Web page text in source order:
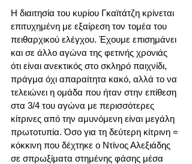
Η διαιτησία του κυρίου Γκαϊτάτζη κρίνεται
επιτυχημένη με εξαίρεση τον τομέα του
πειθαρχικού ελέγχου. Έχουμε επισημάνει
και σε άλλο αγώνα της φετινής χρονιάς
ότι είναι ανεκτικός στο σκληρό παιχνίδι,
πράγμα όχι απαραίτητα κακό, αλλά το να
τελειώνει η ομάδα που ήταν στην επίθεση
στα 3/4 του αγώνα με περισσότερες
κίτρινες από την αμυνόμενη είναι μεγάλη
πρωτοτυπία. Όσο για τη δεύτερη κίτρινη =
κόκκινη που δέχτηκε ο Ντίνος Αλεξιάδης
σε σπρωξίματα στημένης φάσης μέσα